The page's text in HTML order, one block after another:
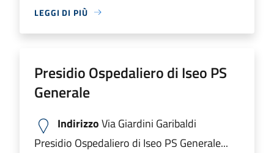
LEGGI DI PIÙ
Presidio Ospedaliero di Iseo PS
Generale
IndirizzoVia Giardini Garibaldi
Presidio Ospedaliero di Iseo PS Generale...